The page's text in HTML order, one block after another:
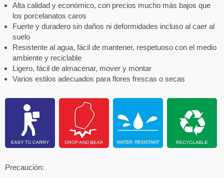
Alta calidad y económico, con precios mucho más bajos que
los porcelanatos caros
Fuerte y duradero sin daños ni deformidades incluso al caer al
suelo
Resistente al agua, fácil de mantener, respetuoso con el medio
ambiente y reciclable
Ligero, fácil de almacenar, mover y montar
Varios estilos adecuados para flores frescas o secas
Precaución: